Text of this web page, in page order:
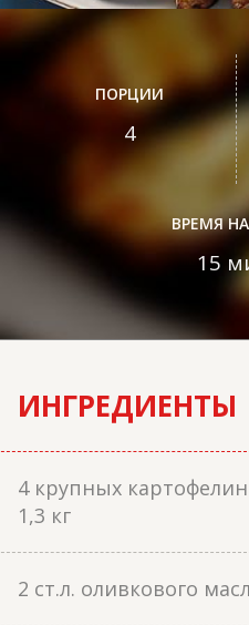
ПОРЦИИ
4
ВРЕМЯ
15
ИНГРЕДИЕНТЫ
4 крупных
1,3 кг
2 ст.л. оливкового